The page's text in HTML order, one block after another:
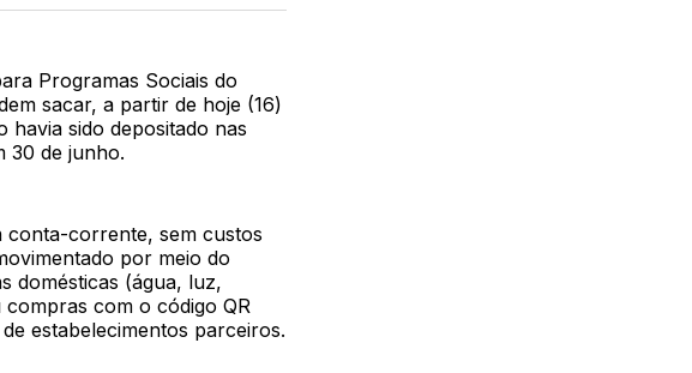
BlueSkyTwitterFacebook
LinkedInWhatsApp
Email
Programas Sociais do
sacar, a partir de hoje (16)
havia sido depositado nas
30 de junho.
conta-corrente, sem custos
por meio do
domésticas (água, luz,
com o código QR
estabelecimentos parceiros.